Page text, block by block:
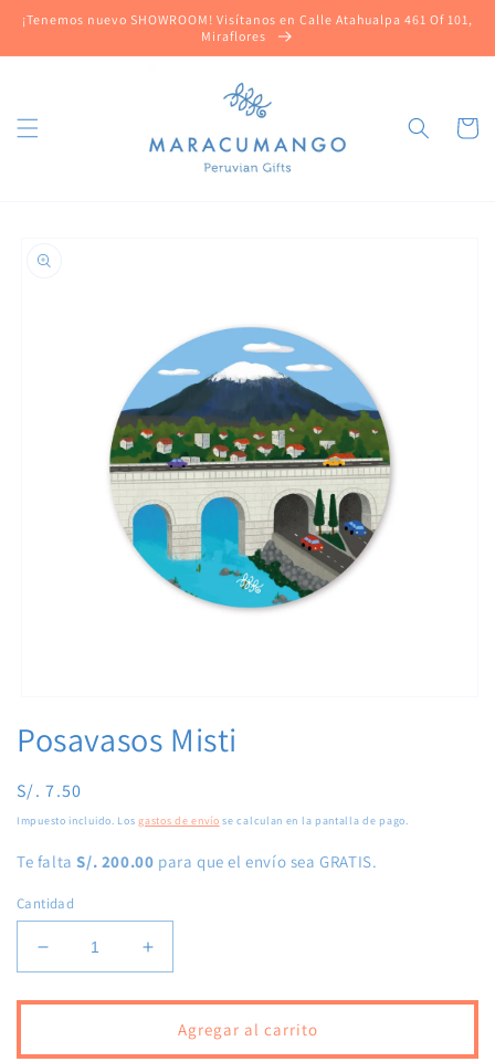
directamente
¡Tenemos nuevo SHOWROOM! Visítanos en Calle Atahualpa 461 Of 101,
Miraflores
Carrito
a la
multimedia
1
una
ventana
modal
Posavasos Misti
Precio
habitual
S/. 7.50
Impuesto incluido. Losgastos de envío se calculan en la pantalla de pago.
Te faltaS/. 200.00 para que el envío sea GRATIS.
Cantidad
Reducir
cantidad
para
Misti
Aumentar
cantidad
para
Posavasos
Misti
Agregar al carrito